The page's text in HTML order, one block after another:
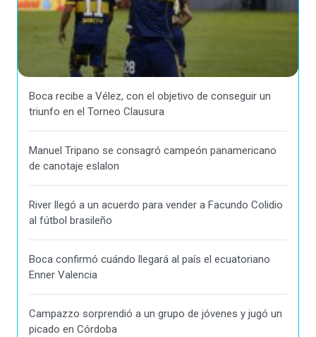
Boca recibe a Vélez, con el objetivo de conseguir un
triunfo en el Torneo Clausura
Manuel Tripano se consagró campeón panamericano
de canotaje eslalon
River llegó a un acuerdo para vender a Facundo Colidio
al fútbol brasileño
Boca confirmó cuándo llegará al país el ecuatoriano
Enner Valencia
Campazzo sorprendió a un grupo de jóvenes y jugó un
picado en Córdoba